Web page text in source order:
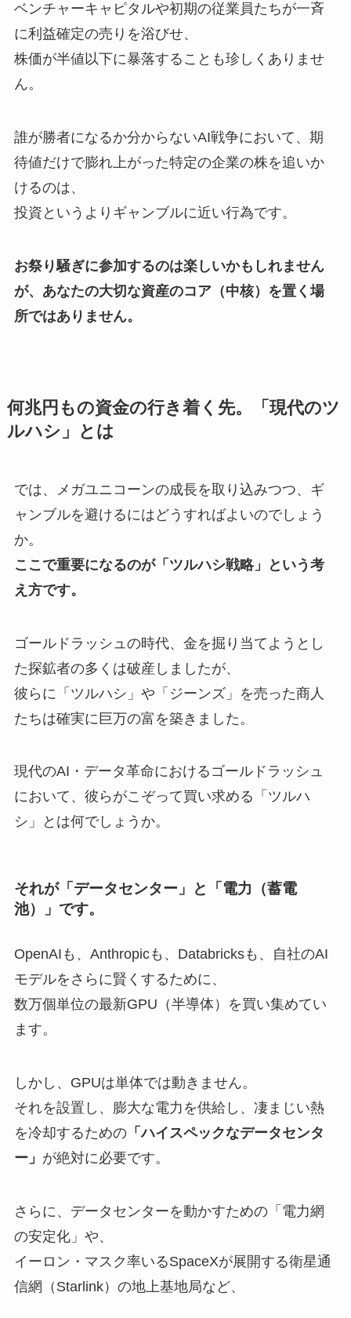
ベンチャーキャピタルや初期の従業員たちが一斉
に利益確定の売りを浴びせ、
株価が半値以下に暴落することも珍しくありませ
ん。
誰が勝者になるか分からないAI戦争において、期
待値だけで膨れ上がった特定の企業の株を追いか
けるのは、
投資というよりギャンブルに近い行為です。
お祭り騒ぎに参加するのは楽しいかもしれません
が、あなたの大切な資産のコア（中核）を置く場
所ではありません。
何兆円もの資金の行き着く先。「現代のツ
ルハシ」とは
では、メガユニコーンの成長を取り込みつつ、ギ
ャンブルを避けるにはどうすればよいのでしょう
か。
ここで重要になるのが「ツルハシ戦略」という考
え方です。
ゴールドラッシュの時代、金を掘り当てようとし
た探鉱者の多くは破産しましたが、
彼らに「ツルハシ」や「ジーンズ」を売った商人
たちは確実に巨万の富を築きました。
現代のAI・データ革命におけるゴールドラッシュ
において、彼らがこぞって買い求める「ツルハ
シ」とは何でしょうか。
それが「データセンター」と「電力（蓄電
池）」です。
OpenAIも、Anthropicも、Databricksも、自社のAI
モデルをさらに賢くするために、
数万個単位の最新GPU（半導体）を買い集めてい
ます。
しかし、GPUは単体では動きません。
それを設置し、膨大な電力を供給し、凄まじい熱
を冷却するための「ハイスペックなデータセンタ
ー」 が絶対に必要です。
さらに、データセンターを動かすための「電力網
の安定化」や、
イーロン・マスク率いるSpaceXが展開する衛星通
信網（Starlink）の地上基地局など、